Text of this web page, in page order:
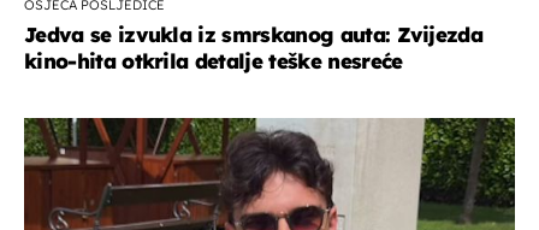
OSJEĆA POSLJEDICE
Jedva se izvukla iz smrskanog auta: Zvijezda
kino-hita otkrila detalje teške nesreće